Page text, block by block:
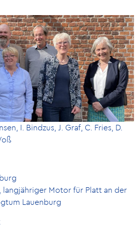
I. Bindzus, J. Graf, C. Fries, D.
langjähriger Motor für Platt an der
Lauenburg